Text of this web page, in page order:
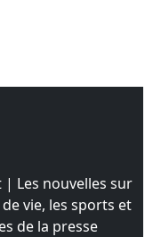
Les nouvelles sur
vie, les sports et
de la presse